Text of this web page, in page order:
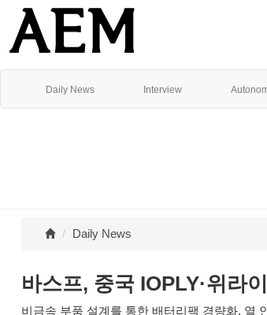
Daily News Interview
Daily News
바스프, 중국 IOPLY·위라
비금속 부품 설계를 통한 배터리팩 경량화, 열